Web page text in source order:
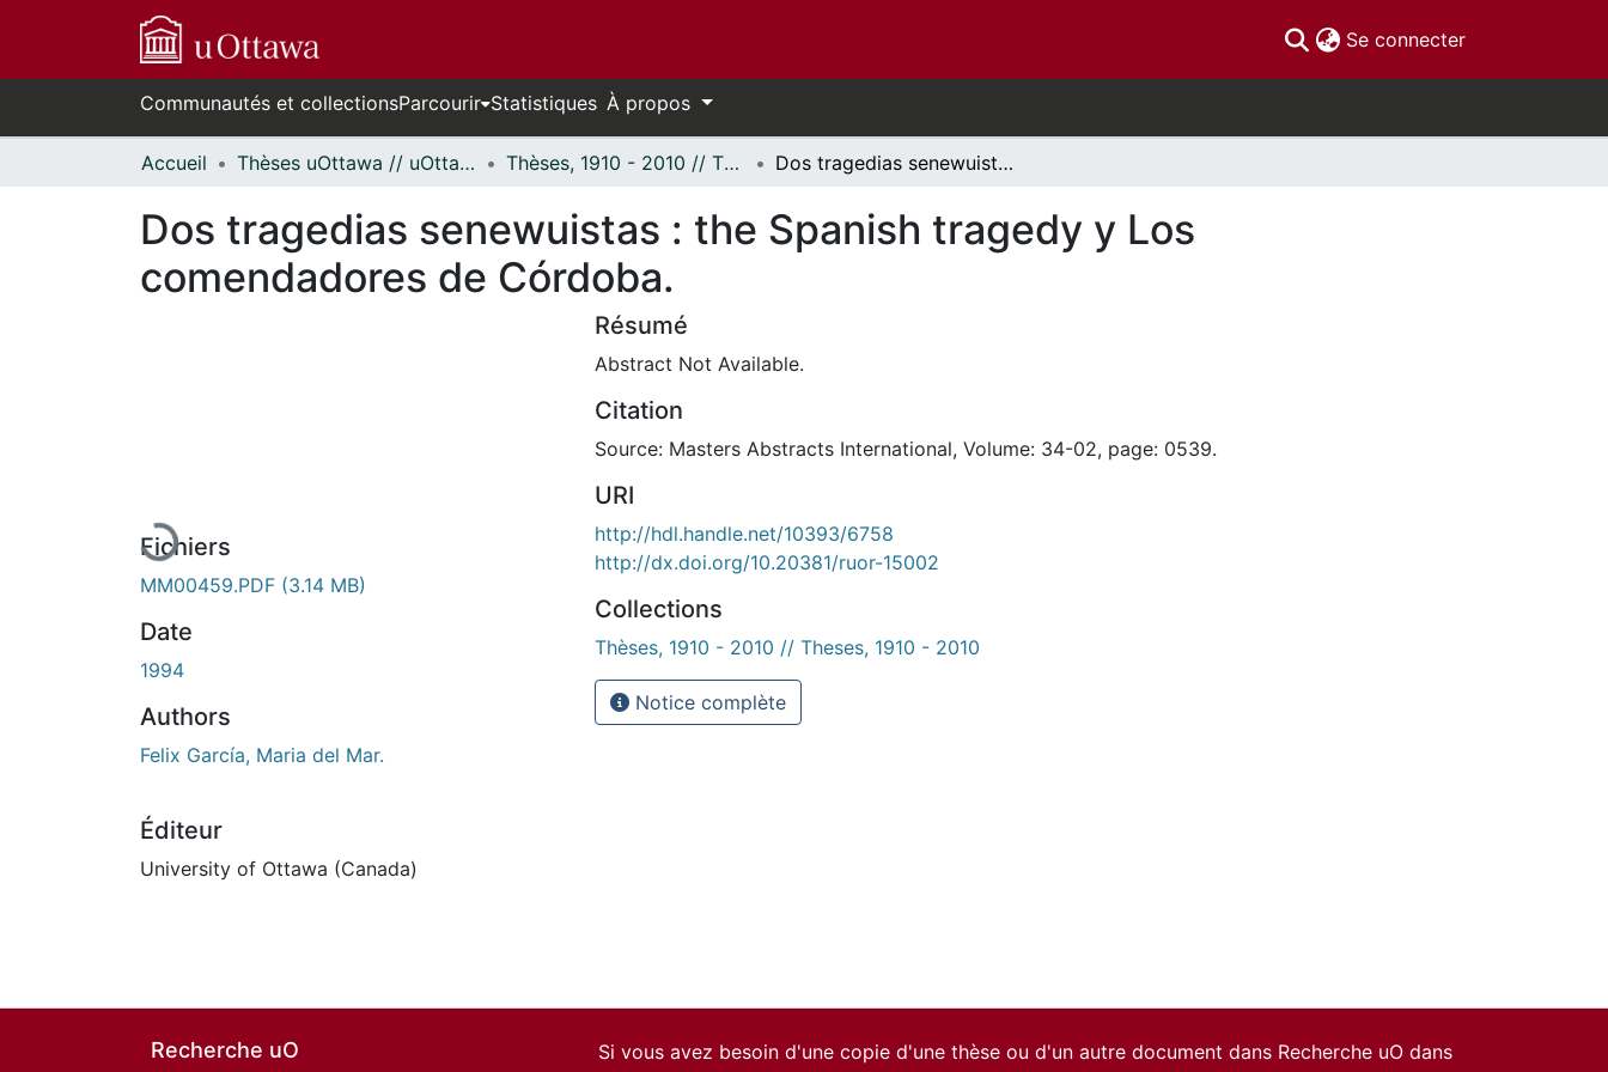
Se connecter(current)
Communautés et collectionsParcourir Statistiques À propos
Accueil Thèses uOttawa // uOttawa Theses Thèses, 1910 - 2010 // Theses, 1910 - 2010 Dos tragedias senewuistas : the Spanish tragedy y Los comendadores de Córdoba.
Dos tragedias senewuistas : the Spanish tragedy y Los
comendadores de Córdoba.
Fichiers
MM00459.PDF (3.14 MB)
Date
1994
Authors
Felix García, Maria del Mar.
Éditeur
University of Ottawa (Canada)
Résumé
Abstract Not Available.
Citation
Source: Masters Abstracts International, Volume: 34-02, page: 0539.
URI
http://hdl.handle.net/10393/6758
http://dx.doi.org/10.20381/ruor-15002
Collections
Thèses, 1910 - 2010 // Theses, 1910 - 2010
Notice complète
Recherche uO
Si vous avez besoin d'une copie d'une thèse ou d'un autre document dans Recherche uO dans